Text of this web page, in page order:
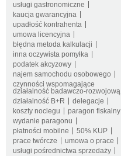
usługi gastronomiczne
kaucja gwarancyjna
upadłość kontrahenta
umowa licencyjna
błędna metoda kalkulacji
inna oczywista pomyłka
podatek akcyzowy
najem samochodu osobowego
czynności wspomagające
działalność badawczo-rozwojową
działalność B+R
delegacje
koszty noclegu
paragon fiskalny
wydanie paragonu
płatności mobilne
50% KUP
prace twórcze
umowa o prace
usługi pośrednictwa sprzedaży